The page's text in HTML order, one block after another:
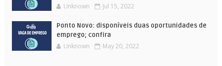
Unknown Jul 15, 2022
Ponto Novo: disponíveis duas oportunidades de
emprego; confira
Unknown May 20, 2022